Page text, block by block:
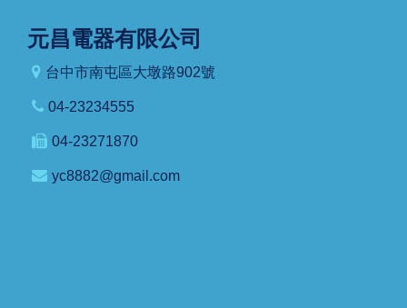
元昌電器有限公司
台中市南屯區大墩路902號
04-23234555
04-23271870
yc8882@gmail.com